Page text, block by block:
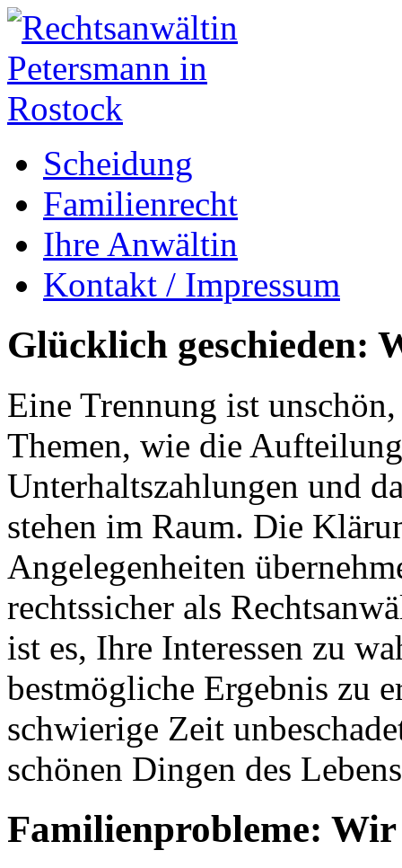
Scheidung
Familienrecht
Ihre Anwältin
Kontakt / Impressum
Glücklich geschieden:
Eine Trennung ist
Themen, wie die
Unterhaltszahlungen und
stehen im Raum. Die
Angelegenheiten
rechtssicher als
ist es, Ihre Interessen zu
bestmögliche Ergebnis zu
schwierige Zeit
schönen Dingen des
Familienprobleme: Wir